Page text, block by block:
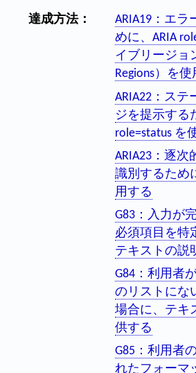
達成方法：
ARIA19：エラ
めに、ARIA
イブリージョ
Regions）を使
ARIA22：ステ
ジを提示する
role=status を
ARIA23：逐次
識別するため
用する
G83：入力が
必須項目を特
テキストの説
G84：利用者
のリストにな
場合に、テキ
供する
G85：利用者
れたフォーマ